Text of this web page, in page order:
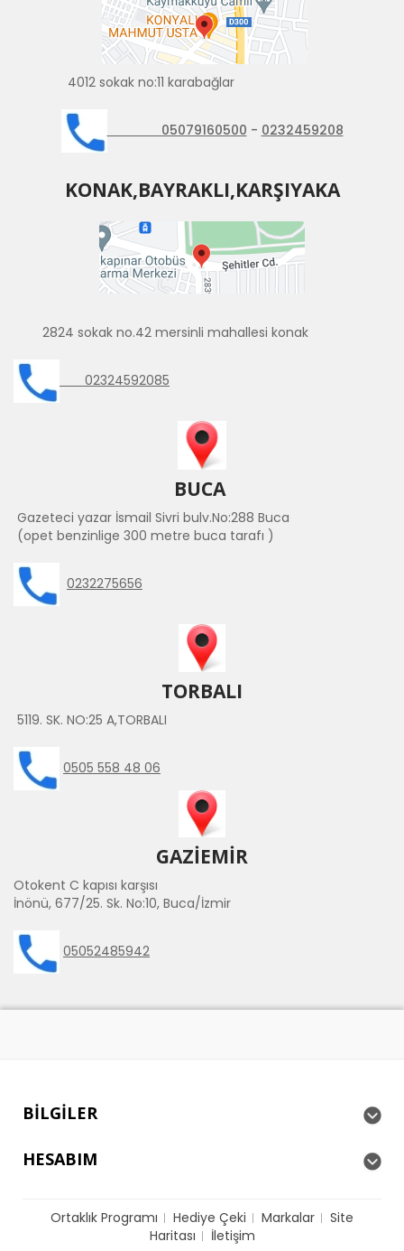
4012 sokak no:11 karabağlar
05079160500 - 0232459208
KONAK,BAYRAKLI,KARŞIYAKA
2824 sokak no.42 mersinli mahallesi konak
02324592085
BUCA
Gazeteci yazar İsmail Sivri bulv.No:288 Buca
(opet benzinlige 300 metre buca tarafı )
0232275656
TORBALI
5119. SK. NO:25 A,TORBALI
0505 558 48 06
GAZİEMİR
Otokent C kapısı karşısı
İnönü, 677/25. Sk. No:10, Buca/İzmir
05052485942
BILGILER
HESABIM
Ortaklık Programı Hediye Çeki Markalar
Site
Haritası
İletişim